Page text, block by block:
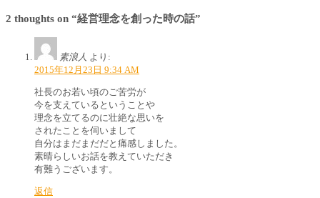
2 thoughts on “経営理念を創った時の話”
素浪人 より:
2015年12月23日 9:34 AM
社長のお若い頃のご苦労が
今を支えているということや
理念を立てるのに壮絶な思いを
されたことを伺いまして
自分はまだまだだと痛感しました。
素晴らしいお話を教えていただき
有難うございます。
返信